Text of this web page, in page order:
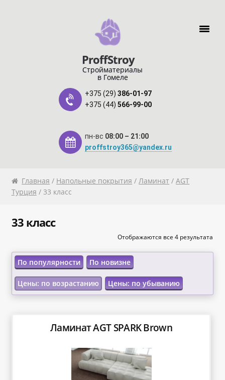
Перейти к содержимому
ProffStroy
Стройматериалы
в Гомеле
+375 (29) 386-01-97
+375 (44) 566-99-00
пн-вс 08:00 – 21:00
proffstroy365@yandex.ru
Главная
«Карта МАГНИТ»
«Карта Покупок»
Главная / Напольные покрытия /Ламинат /AGT
Турция / 33 класс
33 класс
По популярности По новизне
Цены: по возрастанию Цены: по убыванию
Отображаются все 4 результата
Ламинат AGT SPARK Brown